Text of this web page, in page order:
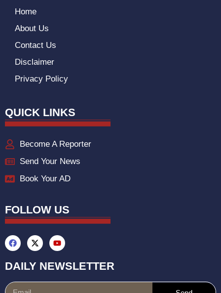
Home
About Us
Contact Us
Disclaimer
Privacy Policy
QUICK LINKS
Become A Reporter
Send Your News
Book Your AD
FOLLOW US
DAILY NEWSLETTER